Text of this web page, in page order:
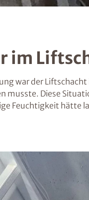
im
war der
musste. Diese
Feuchtigkeit hätte